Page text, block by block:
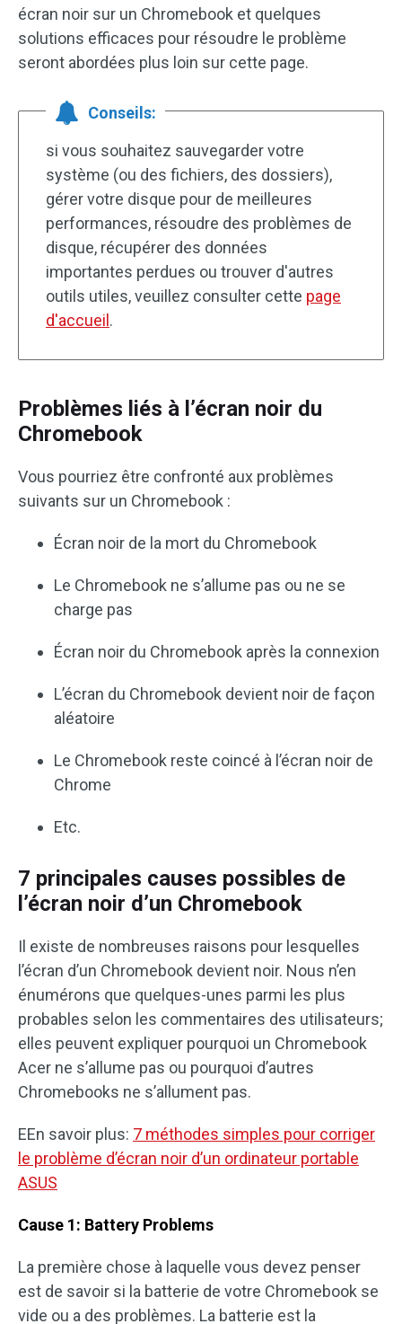
écran noir sur un Chromebook et quelques
solutions efficaces pour résoudre le problème
seront abordées plus loin sur cette page.
Conseils:
si vous souhaitez sauvegarder votre
système (ou des fichiers, des dossiers),
gérer votre disque pour de meilleures
performances, résoudre des problèmes de
disque, récupérer des données
importantes perdues ou trouver d'autres
outils utiles, veuillez consulter cette page
d'accueil .
Problèmes liés à l’écran noir du
Chromebook
Vous pourriez être confronté aux problèmes
suivants sur un Chromebook :
Écran noir de la mort du Chromebook
Le Chromebook ne s’allume pas ou ne se
charge pas
Écran noir du Chromebook après la connexion
L’écran du Chromebook devient noir de façon
aléatoire
Le Chromebook reste coincé à l’écran noir de
Chrome
Etc.
7 principales causes possibles de
l’écran noir d’un Chromebook
Il existe de nombreuses raisons pour lesquelles
l’écran d’un Chromebook devient noir. Nous n’en
énumérons que quelques-unes parmi les plus
probables selon les commentaires des utilisateurs;
elles peuvent expliquer pourquoi un Chromebook
Acer ne s’allume pas ou pourquoi d’autres
Chromebooks ne s’allument pas.
EEn savoir plus: 7 méthodes simples pour corriger
le problème d’écran noir d’un ordinateur portable
ASUS
Cause 1: Battery Problems
La première chose à laquelle vous devez penser
est de savoir si la batterie de votre Chromebook se
vide ou a des problèmes. La batterie est la